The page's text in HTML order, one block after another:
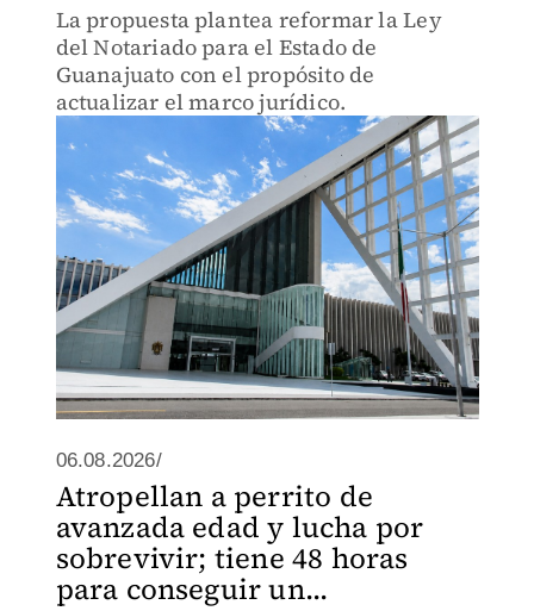
La propuesta plantea reformar la Ley
del Notariado para el Estado de
Guanajuato con el propósito de
actualizar el marco jurídico.
06.08.2026/
Atropellan a perrito de
avanzada edad y lucha por
sobrevivir; tiene 48 horas
para conseguir un...